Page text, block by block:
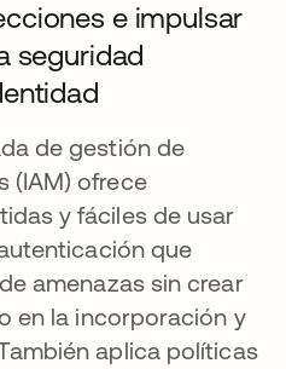
e impulsar
seguridad
de gestión de
(IAM) ofrece
y fáciles de usar
que
amenazas sin crear
en la incorporación y
aplica políticas